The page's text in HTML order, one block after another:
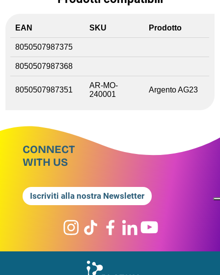
EAN SKU Prodotto
8050507987375
8050507987368
8050507987351
AR-MO-
240001
Argento AG23
CONNECT
WITH US
Iscriviti alla nostra Newsletter